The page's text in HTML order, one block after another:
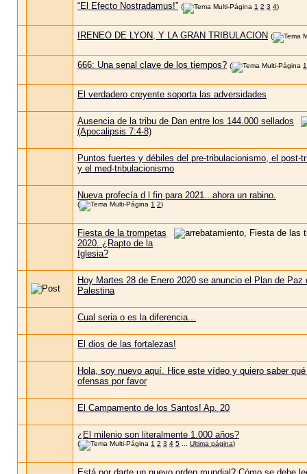
“El Efecto Nostradamus!” ( 1 2 3 4)
IRENEO DE LYON, Y LA GRAN TRIBULACION (
666: Una senal clave de los tiempos? ( 1
El verdadero creyente soporta las adversidades
Ausencia de la tribu de Dan entre los 144.000 sellados
(Apocalipsis 7:4-8)
Puntos fuertes y débiles del pre-tribulacionismo, el post-
y el med-tribulacionismo
Nueva profecía d l fin para 2021...ahora un rabino.
( 1 2)
Fiesta de la trompetas
2020. ¿Rapto de la
Iglesia?
Hoy Martes 28 de Enero 2020 se anuncio el Plan de Paz
Palestina
Cual seria o es la diferencia...
El dios de las fortalezas!
Hola, soy nuevo aquí. Hice este vídeo y quiero saber
ofensas por favor
El Campamento de los Santos! Ap. 20
¿El milenio son literalmente 1.000 años?
( 1 2 3 4 5 Ultima página)